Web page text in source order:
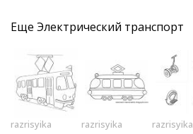
Еще Электрический транспорт
razrisyika razrisyika razrisyika